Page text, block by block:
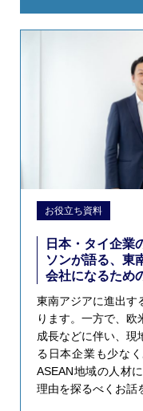
お役立ち資料
日本・タイ企業
ソンが語る、東
会社になるため
東南アジアに進出す
ります。一方で、欧
成長などに伴い、現
る日本企業も少な
ASEAN地域の人材
理由を探るべくお話